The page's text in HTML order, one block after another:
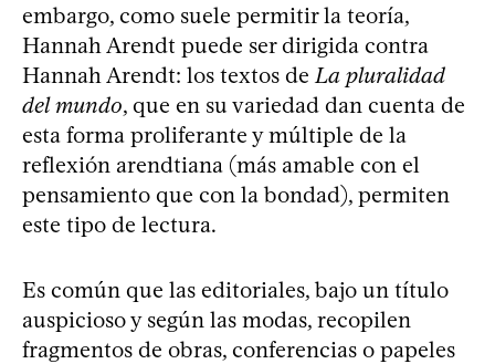
embargo, como suele permitir la teoría,
Hannah Arendt puede ser dirigida contra
Hannah Arendt: los textos de La pluralidad
del mundo, que en su variedad dan cuenta de
esta forma proliferante y múltiple de la
reflexión arendtiana (más amable con el
pensamiento que con la bondad), permiten
este tipo de lectura.
Es común que las editoriales, bajo un título
auspicioso y según las modas, recopilen
fragmentos de obras, conferencias o papeles